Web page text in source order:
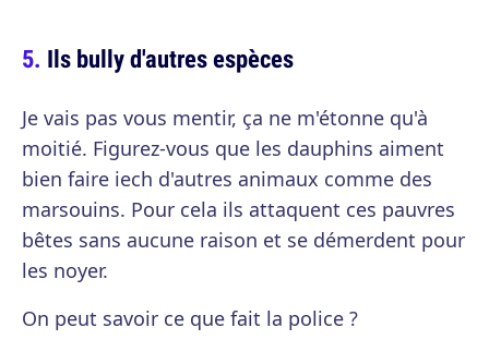
Ils bully d'autres espèces
Je vais pas vous mentir, ça ne m'étonne qu'à
moitié. Figurez-vous que les dauphins aiment
bien faire iech d'autres animaux comme des
marsouins. Pour cela ils attaquent ces pauvres
bêtes sans aucune raison et se démerdent pour
les noyer.
On peut savoir ce que fait la police ?